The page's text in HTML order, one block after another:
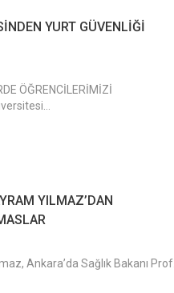
YURT GÜVENLİĞİ
ÖĞRENCİLERİMİZİ
YILMAZ’DAN
Ankara’da Sağlık Bakanı Prof.